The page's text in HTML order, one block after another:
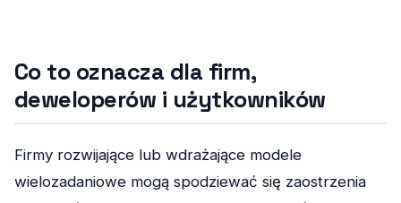
Co to oznacza dla firm,
deweloperów i użytkowników
Firmy rozwijające lub wdrażające modele
wielozadaniowe mogą spodziewać się zaostrzenia